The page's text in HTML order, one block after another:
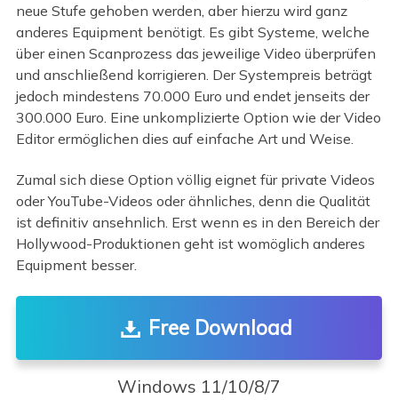
neue Stufe gehoben werden, aber hierzu wird ganz
anderes Equipment benötigt. Es gibt Systeme, welche
über einen Scanprozess das jeweilige Video überprüfen
und anschließend korrigieren. Der Systempreis beträgt
jedoch mindestens 70.000 Euro und endet jenseits der
300.000 Euro. Eine unkomplizierte Option wie der Video
Editor ermöglichen dies auf einfache Art und Weise.
Zumal sich diese Option völlig eignet für private Videos
oder YouTube-Videos oder ähnliches, denn die Qualität
ist definitiv ansehnlich. Erst wenn es in den Bereich der
Hollywood-Produktionen geht ist womöglich anderes
Equipment besser.
Free Download
Windows 11/10/8/7